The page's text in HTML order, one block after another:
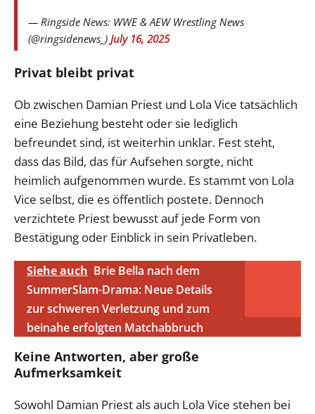
— Ringside News: WWE & AEW Wrestling News
(@ringsidenews_) July 16, 2025
Privat bleibt privat
Ob zwischen Damian Priest und Lola Vice tatsächlich
eine Beziehung besteht oder sie lediglich
befreundet sind, ist weiterhin unklar. Fest steht,
dass das Bild, das für Aufsehen sorgte, nicht
heimlich aufgenommen wurde. Es stammt von Lola
Vice selbst, die es öffentlich postete. Dennoch
verzichtete Priest bewusst auf jede Form von
Bestätigung oder Einblick in sein Privatleben.
Siehe auch Brie Bella nach dem
SummerSlam-Drama: Neue Details
zur schweren Verletzung und zum
beinahe erfolgten Matchabbruch
Keine Antworten, aber große
Aufmerksamkeit
Sowohl Damian Priest als auch Lola Vice stehen bei